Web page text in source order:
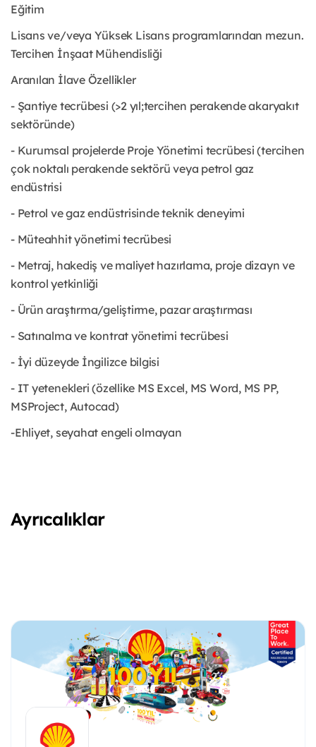
Eğitim
Lisans ve/veya Yüksek Lisans programlarından mezun.
Tercihen İnşaat Mühendisliği
Aranılan İlave Özellikler
- Şantiye tecrübesi (>2 yıl;tercihen perakende akaryakıt
sektöründe)
- Kurumsal projelerde Proje Yönetimi tecrübesi (tercihen
çok noktalı perakende sektörü veya petrol gaz
endüstrisi
- Petrol ve gaz endüstrisinde teknik deneyimi
- Müteahhit yönetimi tecrübesi
- Metraj, hakediş ve maliyet hazırlama, proje dizayn ve
kontrol yetkinliği
- Ürün araştırma/geliştirme, pazar araştırması
- Satınalma ve kontrat yönetimi tecrübesi
- İyi düzeyde İngilizce bilgisi
- IT yetenekleri (özellike MS Excel, MS Word, MS PP,
MSProject, Autocad)
-Ehliyet, seyahat engeli olmayan
Ayrıcalıklar